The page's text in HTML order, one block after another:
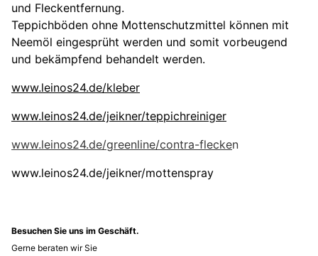
und Fleckentfernung.
Teppichböden ohne Mottenschutzmittel können mit
Neemöl eingesprüht werden und somit vorbeugend
und bekämpfend behandelt werden.
www.leinos24.de/kleber
www.leinos24.de/jeikner/teppichreiniger
www.leinos24.de/greenline/contra-flecken
www.leinos24.de/jeikner/mottenspray
Besuchen Sie uns im Geschäft.
Gerne beraten wir Sie